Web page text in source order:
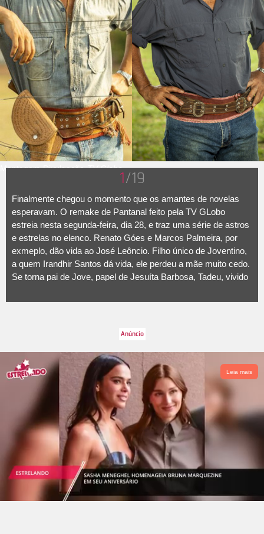
Montagem-Divulgação-TV Globo1/19
Finalmente chegou o momento que os amantes de novelas
esperavam. O remake de Pantanal feito pela TV GLobo
estreia nesta segunda-feira, dia 28, e traz uma série de astros
e estrelas no elenco. Renato Góes e Marcos Palmeira, por
exmeplo, dão vida ao José Leôncio. Filho único de Joventino,
a quem Irandhir Santos dá vida, ele perdeu a mãe muito cedo.
Se torna pai de Jove, papel de Jesuíta Barbosa, Tadeu, vivido
Santos dá vida, mas lamenta não ser para os filhos o pai que
Leia mais